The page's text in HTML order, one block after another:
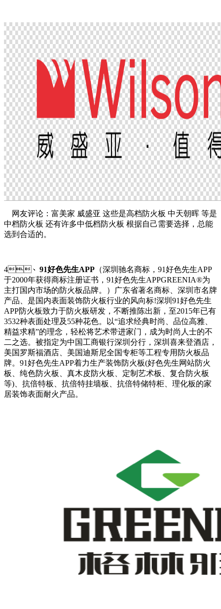
网友评论：富美家 威盛亚 这些是高档防火板 中天朝晖 等是
中档防火板 还有许多中低档防火板 根据自己需要选择，总能
选到合适的。
4、 91好色先生APP （深圳驰名商标，91好色先生APP
于2000年获得商标注册证书，91好色先生APPGREENIA®为
主打国内市场的防火板品牌。）广东省著名商标、深圳市名牌
产品、是国内表面装饰防火板行业的风向标!深圳91好色先生
APP防火板致力于防火板研发，不断推陈出新，至2015年已有
3532种表面处理及55种花色。以“追求经典时尚、品位高雅、
精益求精”的理念，轻松将艺术带进家门，成为时尚人士的不
二之选。被指定为中国工商银行深圳分行，深圳喜来登酒店，
美国罗斯福酒店、美国迪斯尼全国专柜等工程专用防火板品
牌。91好色先生APP着力生产装饰防火板(好色先生网站防火
板、纯色防火板、真木皮防火板、定制艺术板、复合防火板
等)、抗倍特板、抗倍特挂墙板、抗倍特储特柜、理化板的家
居装饰表面耐火产品。